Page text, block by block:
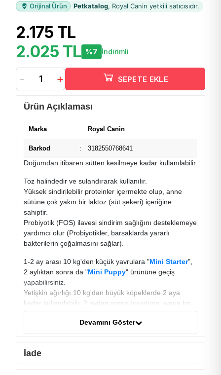
Orijinal Ürün Petkatalog, Royal Canin yetkili satıcısıdır.
2.175 TL
2.025 TL %7 İndirimli
- + SEPETE EKLE
Ürün Açıklaması
Marka : Royal Canin
Barkod : 3182550768641
Doğumdan itibaren sütten kesilmeye kadar kullanılabilir.
Toz halindedir ve sulandırarak kullanılır.
Yüksek sindirilebilir proteinler içermekte olup, anne
sütüne çok yakın bir laktoz (süt şekeri) içeriğine
sahiptir.
Probiyotik (FOS) ilavesi sindirim sağlığını desteklemeye
yardımcı olur (Probiyotikler, barsaklarda yararlı
bakterilerin çoğalmasını sağlar).
1-2 ay arası 10 kg'den küçük yavrulara "Mini Starter",
2 aylıktan sonra da "Mini Puppy" ürününe geçiş
yapabilirsiniz.
Yetişkin ağırlığı 10 kg'dan büyük köpeklerde 2 aya
kadar kullanılabilir. 2 aydan sonra boyutuna uygun bir
puppy ürününe geçiş yapabilirsiniz.
Devamını Göster
İade